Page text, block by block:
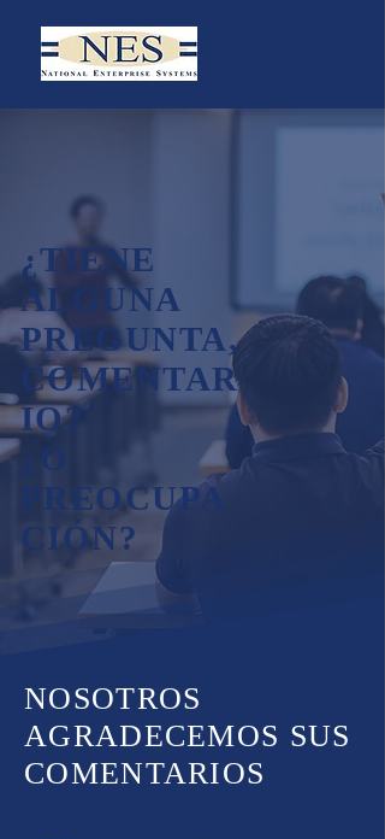
¿TIENE
ALGUNA
PREGUNTA,
COMENTAR
IO?
¿O
PREOCUPA
CIÓN?
NOSOTROS
AGRADECEMOS SUS
COMENTARIOS